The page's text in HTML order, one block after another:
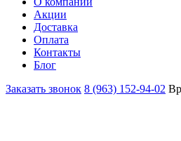
Акции
Доставка
Оплата
Контакты
Блог
Заказать звонок 8 (963) 152-94-02